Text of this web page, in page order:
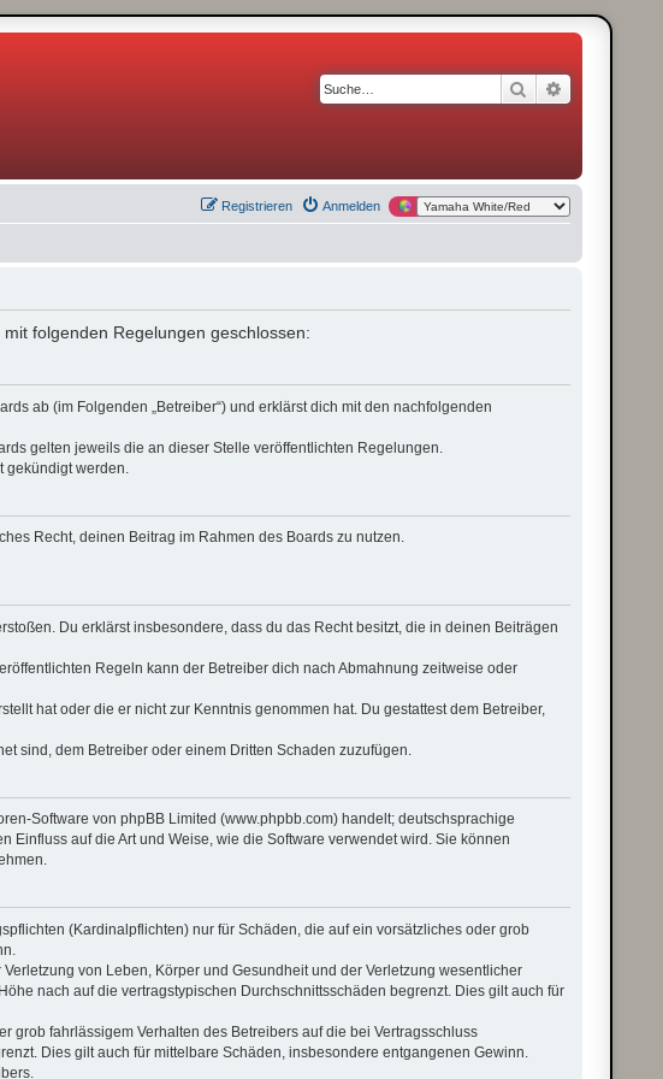
Suche
Anmelden
Registrieren
folgenden Regelungen geschlossen:
ab (im Folgenden „Betreiber“) und erklärst dich mit den nachfolgenden
gelten jeweils die an dieser Stelle veröffentlichten Regelungen.
gekündigt werden.
Recht, deinen Beitrag im Rahmen des Boards zu nutzen.
Du erklärst insbesondere, dass du das Recht besitzt, die in deinen Beiträgen
Regeln kann der Betreiber dich nach Abmahnung zeitweise oder
hat oder die er nicht zur Kenntnis genommen hat. Du gestattest dem Betreiber,
sind, dem Betreiber oder einem Dritten Schaden zuzufügen.
Software von phpBB Limited (www.phpbb.com) handelt; deutschsprachige
auf die Art und Weise, wie die Software verwendet wird. Sie können
(Kardinalpflichten) nur für Schäden, die auf ein vorsätzliches oder grob
von Leben, Körper und Gesundheit und der Verletzung wesentlicher
nach auf die vertragstypischen Durchschnittsschäden begrenzt. Dies gilt auch für
grob fahrlässigem Verhalten des Betreibers auf die bei Vertragsschluss
Dies gilt auch für mittelbare Schäden, insbesondere entgangenen Gewinn.